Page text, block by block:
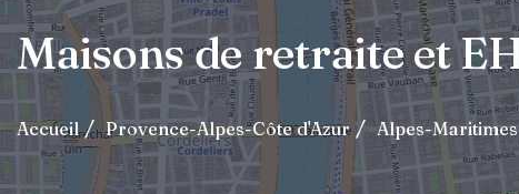
Maisons de retraite et
Accueil Provence-Alpes-Côte d'Azur Alpes-Maritimes